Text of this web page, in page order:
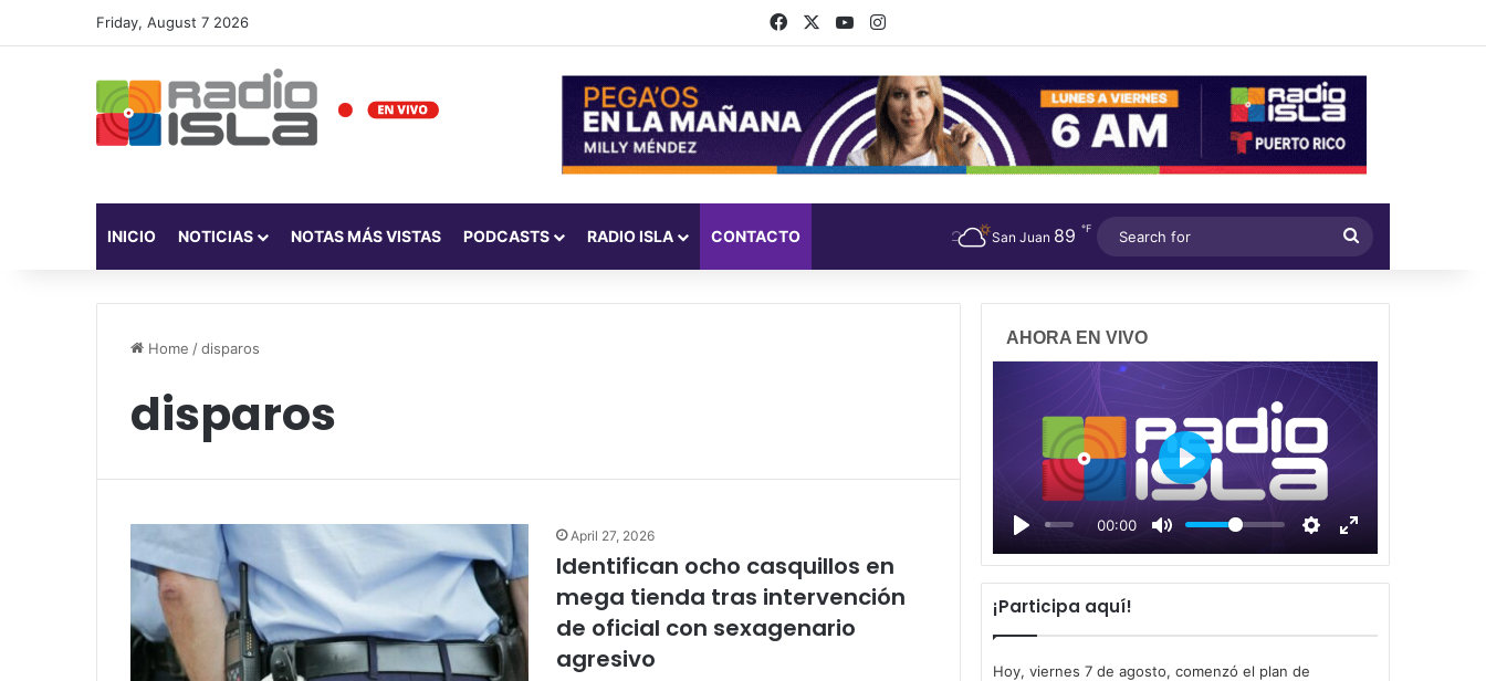
Friday, August 7 2026 FacebookYouTubeInstagram
INICIO NOTICIAS NOTAS MÁS VISTAS PODCASTS RADIO ISLA CONTACTO San Juan 89 ℉
for
Home /disparos
disparos
April 27, 2026
Identifican ocho casquillos en
mega tienda tras intervención
de oficial con sexagenario
agresivo
AHORA EN VIVO
00:00
P
l
a
y
¡Participa aquí!
Hoy, viernes 7 de agosto, comenzó el plan de